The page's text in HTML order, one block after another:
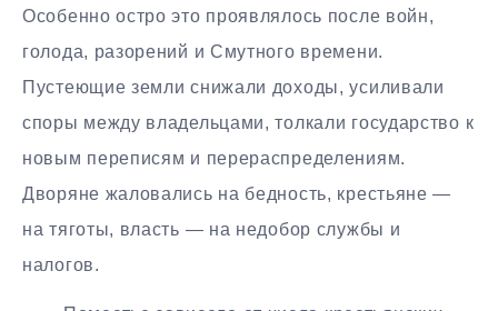
Особенно остро это проявлялось после войн,
голода, разорений и Смутного времени.
Пустеющие земли снижали доходы, усиливали
споры между владельцами, толкали государство к
новым переписям и перераспределениям.
Дворяне жаловались на бедность, крестьяне —
на тяготы, власть — на недобор службы и
налогов.